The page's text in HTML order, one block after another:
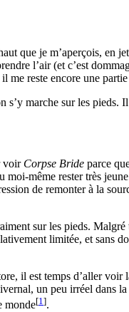
que je m’aperçois, en
l’air (et c’est
reste encore une
s’y marche sur les
voir Corpse Bride parce
même rester très
de remonter à la
sur les pieds.
limitée, et sans
il est temps d’aller voir
un peu irréel dans
monde[1 ].